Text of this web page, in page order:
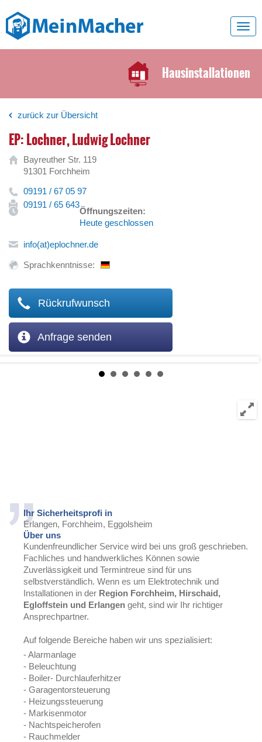
Hausinstallationen
zurück zur Übersicht
EP: Lochner, Ludwig Lochner
Bayreuther Str. 119
91301 Forchheim
09191 / 67 05 97
09191 / 65 643
Öffnungszeiten:
Heute geschlossen
info(at)eplochner.de
Sprachkenntnisse:
Rückrufwunsch
Anfrage senden
Ihr Sicherheitsprofi in
Erlangen, Forchheim, Eggolsheim
Über uns
Kundenfreundlicher Service wird bei uns groß geschrieben.
Fachliches und handwerkliches Können sowie
Zuverlässigkeit und Termintreue sind für uns
selbstverständlich. Wenn es um Elektrotechnik und
Installationen in der Region Forchheim, Hirschaid,
Egloffstein und Erlangen geht, sind wir Ihr richtiger
Ansprechpartner.
Auf folgende Bereiche haben wir uns spezialisiert:
- Alarmanlage
- Beleuchtung
- Boiler- Durchlauferhitzer
- Garagentorsteuerung
- Heizungssteuerung
- Markisenmotor
- Nachtspeicherofen
- Rauchmelder